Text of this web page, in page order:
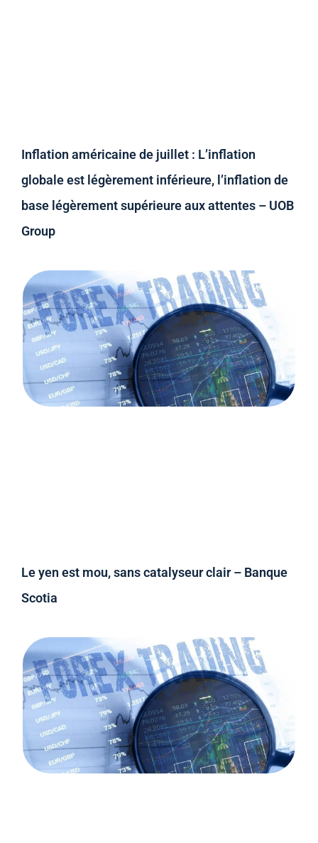
Inflation américaine de juillet : L’inflation
globale est légèrement inférieure, l’inflation de
base légèrement supérieure aux attentes – UOB
Group
Le yen est mou, sans catalyseur clair – Banque
Scotia